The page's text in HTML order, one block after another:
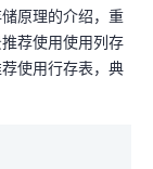
原理的介绍，重
荐使用使用列存
使用行存表，典